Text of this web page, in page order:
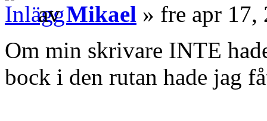
avMikael » fre apr 17,
Om min skrivare INTE
bock i den rutan hade jag